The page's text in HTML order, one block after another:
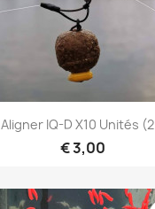
Aligner IQ-D X10 Unités
€ 3,00